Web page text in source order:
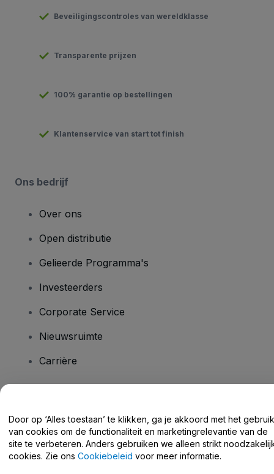
Beveiligingscontroles van wereldklasse
Transparente prijzen
100% garantie op bestellingen
Klantenservice van start tot finish
Ons bedrijf
Over ons
Open distributie
Gelieerde Programma's
Investeerders
Corporate Service
Nieuwsruimte
Carrière
Helpcentrum / Neem Contact Met Ons Op
Door op ‘Alles toestaan’ te klikken, ga je akkoord met het gebruik
van cookies om de functionaliteit en marketingrelevantie van de
site te verbeteren. Anders gebruiken we alleen strikt
cookies. Zie ons Cookiebeleid voor meer informatie.